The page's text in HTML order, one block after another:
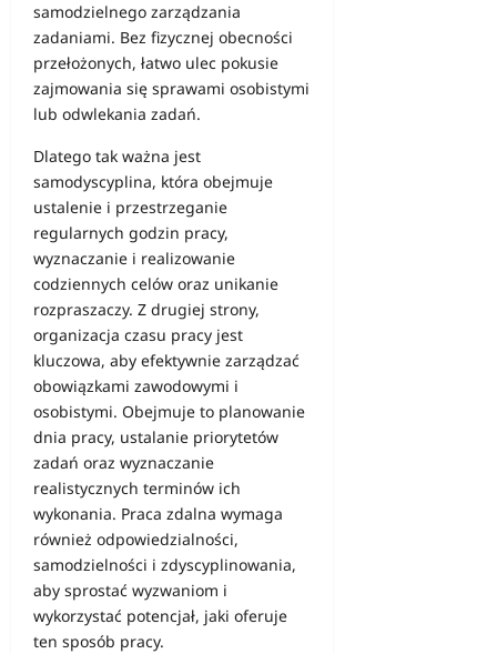
samodzielnego zarządzania
zadaniami. Bez fizycznej obecności
przełożonych, łatwo ulec pokusie
zajmowania się sprawami osobistymi
lub odwlekania zadań.
Dlatego tak ważna jest
samodyscyplina, która obejmuje
ustalenie i przestrzeganie
regularnych godzin pracy,
wyznaczanie i realizowanie
codziennych celów oraz unikanie
rozpraszaczy. Z drugiej strony,
organizacja czasu pracy jest
kluczowa, aby efektywnie zarządzać
obowiązkami zawodowymi i
osobistymi. Obejmuje to planowanie
dnia pracy, ustalanie priorytetów
zadań oraz wyznaczanie
realistycznych terminów ich
wykonania. Praca zdalna wymaga
również odpowiedzialności,
samodzielności i zdyscyplinowania,
aby sprostać wyzwaniom i
wykorzystać potencjał, jaki oferuje
ten sposób pracy.